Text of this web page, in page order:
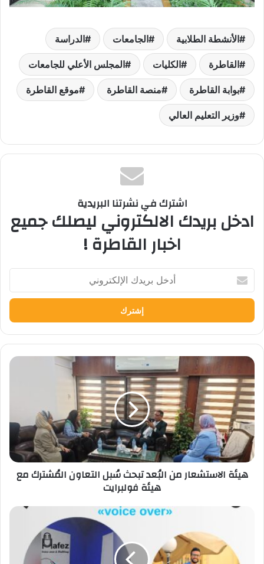
الأنشطة الطلابية الجامعات الدراسة
القاطرة الكليات المجلس الأعلي للجامعات
بوابة القاطرة منصة القاطرة موقع القاطرة
وزير التعليم العالي
اشترك في نشرتنا البريدية
ادخل بريدك الالكتروني ليصلك جميع
اخبار القاطرة !
بريدك
الإلكتروني
هيئة
الاستشعار
من
البُعد
تبحث
سُبل
التعاون
المُشترك
مع
هيئة
هيئة الاستشعار من البُعد تبحث سُبل التعاون المُشترك مع
هيئة فولبرايت
«موقع